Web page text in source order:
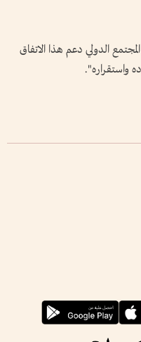
الدولي دعم هذا الاتفاق
واستقراره".